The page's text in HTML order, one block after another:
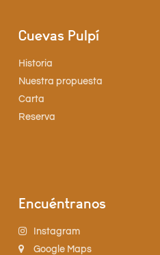
Cuevas Pulpí
Historia
Nuestra propuesta
Carta
Reserva
Encuéntranos
Instagram
Google Maps